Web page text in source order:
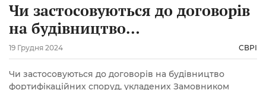
Чи застосовуються до договорів
на будівництво
фортифікаційних споруд,
укладених Замовником згідно з
Особливостями №1275 (пункт
19 Грудня 2024 СВРІ
Чи застосовуються до договорів на будівництво
фортифікаційних споруд, укладених Замовником